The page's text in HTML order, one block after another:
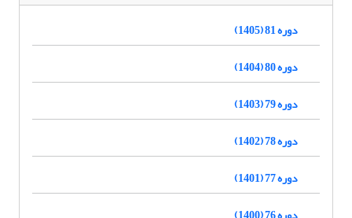
دوره 81 (1405)
دوره 80 (1404)
دوره 79 (1403)
دوره 78 (1402)
دوره 77 (1401)